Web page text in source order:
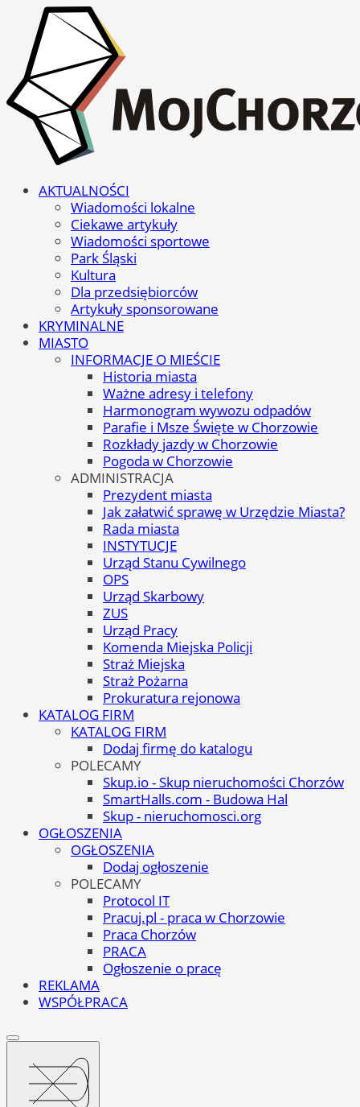
AKTUALNOŚCI
Wiadomości lokalne
Ciekawe artykuły
Wiadomości sportowe
Park Śląski
Kultura
Dla przedsiębiorców
Artykuły sponsorowane
KRYMINALNE
MIASTO
INFORMACJE O MIEŚCIE
Historia miasta
Ważne adresy i telefony
Harmonogram wywozu odpadów
Parafie i Msze Święte w Chorzowie
Rozkłady jazdy w Chorzowie
Pogoda w Chorzowie
ADMINISTRACJA
Prezydent miasta
Jak załatwić sprawę w Urzędzie Miasta?
Rada miasta
INSTYTUCJE
Urząd Stanu Cywilnego
OPS
Urząd Skarbowy
ZUS
Urząd Pracy
Komenda Miejska Policji
Straż Miejska
Straż Pożarna
Prokuratura rejonowa
KATALOG FIRM
KATALOG FIRM
Dodaj firmę do katalogu
POLECAMY
Skup.io - Skup nieruchomości Chorzów
SmartHalls.com - Budowa Hal
Skup - nieruchomosci.org
OGŁOSZENIA
OGŁOSZENIA
Dodaj ogłoszenie
POLECAMY
Protocol IT
Pracuj.pl - praca w Chorzowie
Praca Chorzów
PRACA
Ogłoszenie o pracę
REKLAMA
WSPÓŁPRACA